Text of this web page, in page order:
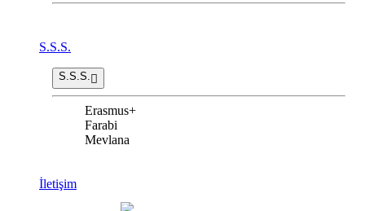
S.S.S.
S.S.S.
Erasmus+
Farabi
Mevlana
İletişim